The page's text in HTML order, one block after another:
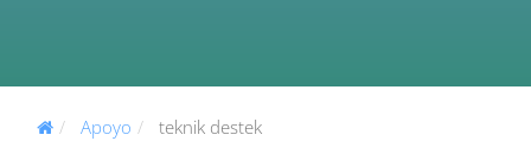
Apoyo teknik destek